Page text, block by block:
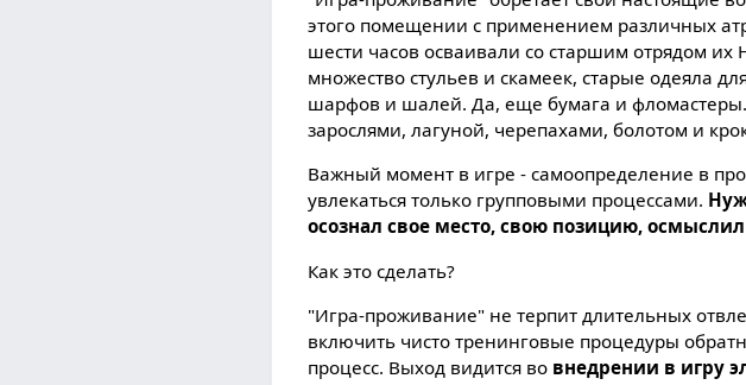
этого помещении с применением различных
шести часов осваивали со старшим отрядом
множество стульев и скамеек, старые одеяла
шарфов и шалей. Да, еще бумага и
зарослями, лагуной, черепахами, болотом и
Важный момент в игре - самоопределение в
увлекаться только групповыми процессами.
осознал свое место, свою позицию,
Как это сделать?
"Игра-проживание" не терпит длительных
включить чисто тренинговые процедуры
процесс. Выход видится во внедрении в игру